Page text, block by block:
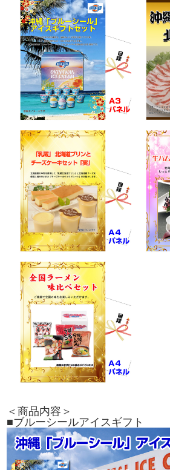
＜商品内容＞
■ブルーシールアイスギフト